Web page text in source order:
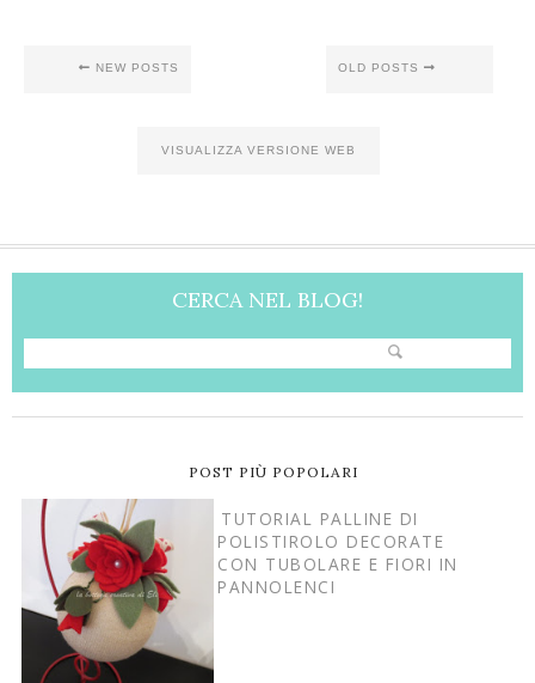
NEW POSTS OLD POSTS
VISUALIZZA VERSIONE WEB
CERCA NEL BLOG!
POST PIÙ POPOLARI
TUTORIAL PALLINE DI
POLISTIROLO DECORATE
CON TUBOLARE E FIORI IN
PANNOLENCI